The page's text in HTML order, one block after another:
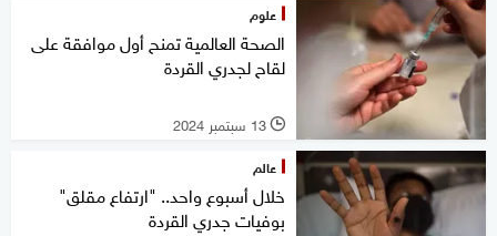
علوم
الصحة العالمية تمنح أول موافقة على
لقاح لجدري القردة
l 13 سبتمبر 2024
عالم
خلال أسبوع واحد.. "ارتفاع مقلق"
بوفيات جدري القردة